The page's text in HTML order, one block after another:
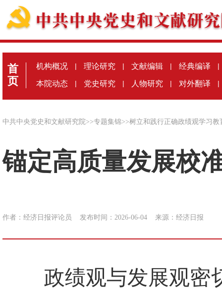
首
页
机构概况 | 理论研究 | 文献编辑 | 经典编译 |
本院动态 | 党史研究 | 人物研究 | 对外翻译 |
中共中央党史和文献研究院>>专题集锦>>树立和践行正确政绩观学习教
锚定高质量发展校
作者：经济日报评论员 发布时间：2026-06-04 来源： 经济日报
政绩观与发展观密